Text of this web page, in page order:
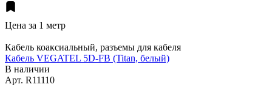
Цена за 1 метр
Кабель коаксиальный, разъемы для кабеля
Кабель VEGATEL 5D-FB (Titan, белый)
В наличии
Арт. R11110